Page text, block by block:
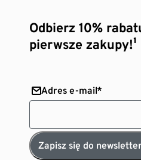
Odbierz 10%
pierwsze zakupy!¹
Adres e-mail*
Zapisz się do